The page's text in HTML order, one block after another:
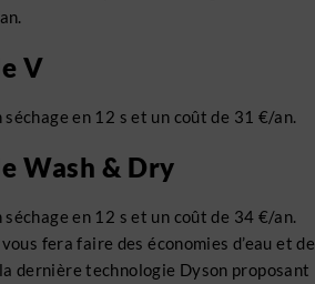
V
en 12 s et un coût de 31 €/an.
Wash & Dry
en 12 s et un coût de 34 €/an.
fera faire des économies d’eau et de
dernière technologie Dyson proposant